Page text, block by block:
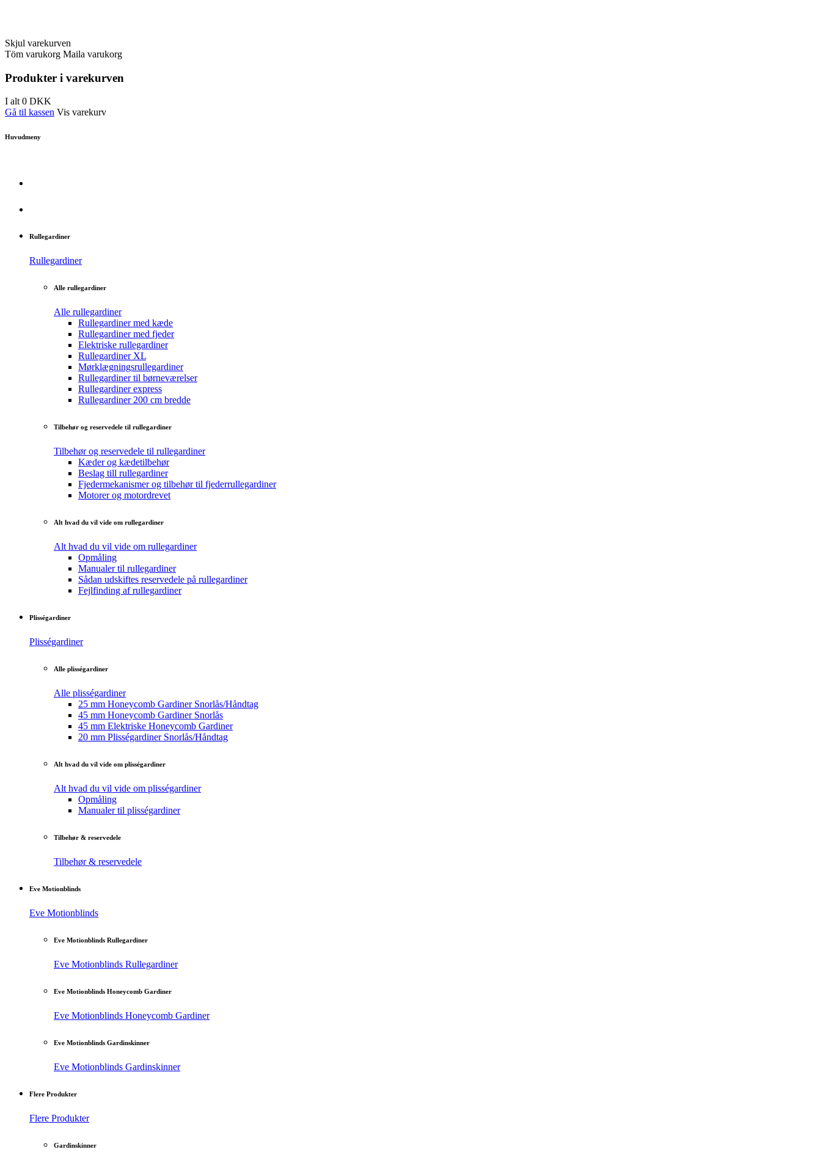
Skjul varekurven
Töm varukorg Maila varukorg
Produkter i varekurven
I alt0 DKK
Gå til kassen Vis varekurv
Huvudmeny
Rullegardiner
Rullegardiner
Alle rullegardiner
Alle rullegardiner
Rullegardiner med kæde
Rullegardiner med fjeder
Elektriske rullegardiner
Rullegardiner XL
Mørklægningsrullegardiner
Rullegardiner til børneværelser
Rullegardiner express
Rullegardiner 200 cm bredde
Tilbehør og reservedele til rullegardiner
Tilbehør og reservedele til rullegardiner
Kæder og kædetilbehør
Beslag till rullegardiner
Fjedermekanismer og tilbehør til fjederrullegardiner
Motorer og motordrevet
Alt hvad du vil vide om rullegardiner
Alt hvad du vil vide om rullegardiner
Opmåling
Manualer til rullegardiner
Sådan udskiftes reservedele på rullegardiner
Fejlfinding af rullegardiner
Plisségardiner
Plisségardiner
Alle plisségardiner
Alle plisségardiner
25 mm Honeycomb Gardiner Snorlås/Håndtag
45 mm Honeycomb Gardiner Snorlås
45 mm Elektriske Honeycomb Gardiner
20 mm Plisségardiner Snorlås/Håndtag
Alt hvad du vil vide om plisségardiner
Alt hvad du vil vide om plisségardiner
Opmåling
Manualer til plisségardiner
Tilbehør & reservedele
Tilbehør & reservedele
Eve Motionblinds
Eve Motionblinds
Eve Motionblinds Rullegardiner
Eve Motionblinds Rullegardiner
Eve Motionblinds Honeycomb Gardiner
Eve Motionblinds Honeycomb Gardiner
Eve Motionblinds Gardinskinner
Eve Motionblinds Gardinskinner
Flere Produkter
Flere Produkter
Gardinskinner